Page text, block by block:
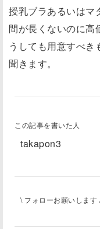
授乳ブラあるいはマ
間が長くないのに高
うしても用意すべき
聞きます。
この記事を書いた人
takapon3
\ フォローお願いします